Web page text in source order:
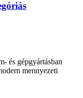
és gépgyártásban
mennyezeti